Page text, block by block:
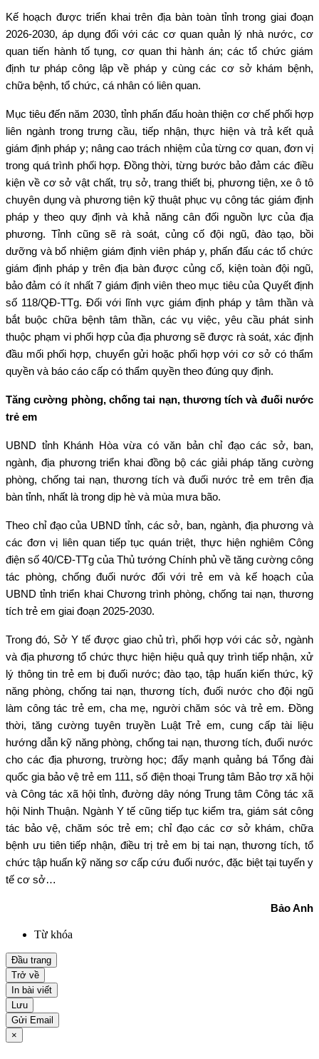
Kế hoạch được triển khai trên địa bàn toàn tỉnh trong giai đoạn
2026-2030, áp dụng đối với các cơ quan quản lý nhà nước, cơ
quan tiến hành tố tụng, cơ quan thi hành án; các tổ chức giám
định tư pháp công lập về pháp y cùng các cơ sở khám bệnh,
chữa bệnh, tổ chức, cá nhân có liên quan.
Mục tiêu đến năm 2030, tỉnh phấn đấu hoàn thiện cơ chế phối hợp
liên ngành trong trưng cầu, tiếp nhận, thực hiện và trả kết quả
giám định pháp y; nâng cao trách nhiệm của từng cơ quan, đơn vị
trong quá trình phối hợp. Đồng thời, từng bước bảo đảm các điều
kiện về cơ sở vật chất, trụ sở, trang thiết bị, phương tiện, xe ô tô
chuyên dụng và phương tiện kỹ thuật phục vụ công tác giám định
pháp y theo quy định và khả năng cân đối nguồn lực của địa
phương. Tỉnh cũng sẽ rà soát, củng cố đội ngũ, đào tạo, bồi
dưỡng và bổ nhiệm giám định viên pháp y, phấn đấu các tổ chức
giám định pháp y trên địa bàn được củng cố, kiện toàn đội ngũ,
bảo đảm có ít nhất 7 giám định viên theo mục tiêu của Quyết định
số 118/QĐ-TTg. Đối với lĩnh vực giám định pháp y tâm thần và
bắt buộc chữa bệnh tâm thần, các vụ việc, yêu cầu phát sinh
thuộc phạm vi phối hợp của địa phương sẽ được rà soát, xác định
đầu mối phối hợp, chuyển gửi hoặc phối hợp với cơ sở có thẩm
quyền và báo cáo cấp có thẩm quyền theo đúng quy định.
Tăng cường phòng, chống tai nạn, thương tích và đuối nước
trẻ em
UBND tỉnh Khánh Hòa vừa có văn bản chỉ đạo các sở, ban,
ngành, địa phương triển khai đồng bộ các giải pháp tăng cường
phòng, chống tai nạn, thương tích và đuối nước trẻ em trên địa
bàn tỉnh, nhất là trong dịp hè và mùa mưa bão.
Theo chỉ đạo của UBND tỉnh, các sở, ban, ngành, địa phương và
các đơn vị liên quan tiếp tục quán triệt, thực hiện nghiêm Công
điện số 40/CĐ-TTg của Thủ tướng Chính phủ về tăng cường công
tác phòng, chống đuối nước đối với trẻ em và kế hoạch của
UBND tỉnh triển khai Chương trình phòng, chống tai nạn, thương
tích trẻ em giai đoạn 2025-2030.
Trong đó, Sở Y tế được giao chủ trì, phối hợp với các sở, ngành
và địa phương tổ chức thực hiện hiệu quả quy trình tiếp nhận, xử
lý thông tin trẻ em bị đuối nước; đào tạo, tập huấn kiến thức, kỹ
năng phòng, chống tai nạn, thương tích, đuối nước cho đội ngũ
làm công tác trẻ em, cha mẹ, người chăm sóc và trẻ em. Đồng
thời, tăng cường tuyên truyền Luật Trẻ em, cung cấp tài liệu
hướng dẫn kỹ năng phòng, chống tai nạn, thương tích, đuối nước
cho các địa phương, trường học; đẩy mạnh quảng bá Tổng đài
quốc gia bảo vệ trẻ em 111, số điện thoại Trung tâm Bảo trợ xã hội
và Công tác xã hội tỉnh, đường dây nóng Trung tâm Công tác xã
hội Ninh Thuận. Ngành Y tế cũng tiếp tục kiểm tra, giám sát công
tác bảo vệ, chăm sóc trẻ em; chỉ đạo các cơ sở khám, chữa
bệnh ưu tiên tiếp nhận, điều trị trẻ em bị tai nạn, thương tích, tổ
chức tập huấn kỹ năng sơ cấp cứu đuối nước, đặc biệt tại tuyến y
tế cơ sở…
Bảo Anh
Từ khóa
Đầu trang
Trở về
In bài viết
Lưu
Gửi Email
×